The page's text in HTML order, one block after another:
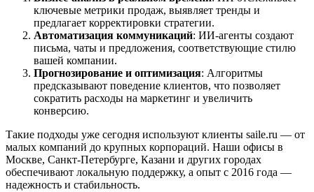
ключевые метрики продаж, выявляет тренды и
предлагает корректировки стратегии.
Автоматизация коммуникаций: ИИ-агенты создают
письма, чаты и предложения, соответствующие стилю
вашей компании.
Прогнозирование и оптимизация: Алгоритмы
предсказывают поведение клиентов, что позволяет
сократить расходы на маркетинг и увеличить
конверсию.
Такие подходы уже сегодня используют клиенты saile.ru — от
малых компаний до крупных корпораций. Наши офисы в
Москве, Санкт-Петербурге, Казани и других городах
обеспечивают локальную поддержку, а опыт с 2016 года —
надежность и стабильность.